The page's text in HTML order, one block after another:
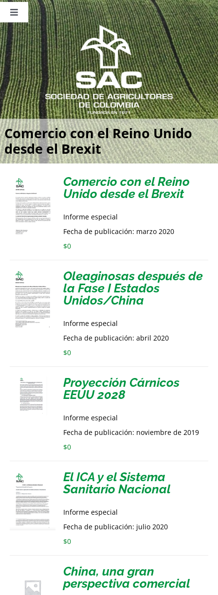
Saltar
contenido
Toggle
Navigation
Nosotros
Publicaciones
Sala de Prensa
Eventos
Comercio con el Reino Unido
desde el Brexit
Comercio con el Reino
Unido desde el Brexit
Informe especial
Fecha de publicación: marzo 2020
$0
Oleaginosas después de
la Fase I Estados
Unidos/China
Informe especial
Fecha de publicación: abril 2020
$0
Proyección Cárnicos
EEUU 2028
Informe especial
Fecha de publicación: noviembre de 2019
$0
El ICA y el Sistema
Sanitario Nacional
Informe especial
Fecha de publicación: julio 2020
$0
China, una gran
perspectiva comercial